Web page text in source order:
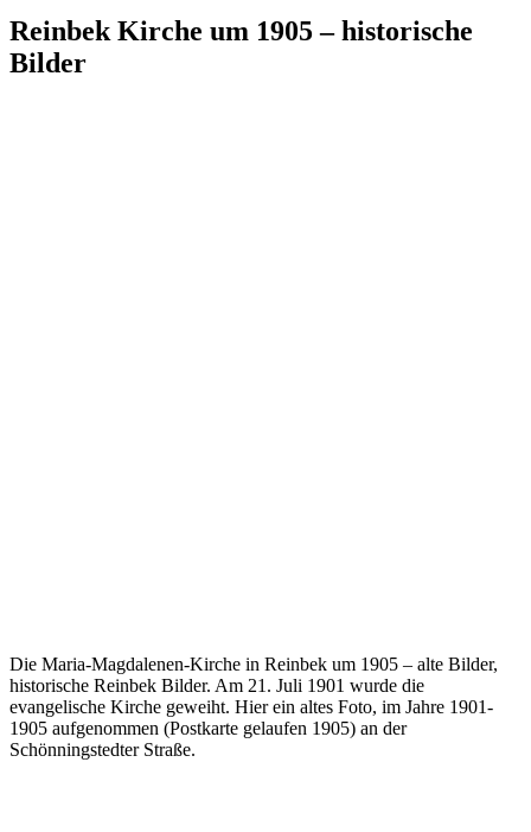
Reinbek Kirche um 1905 – historische
Bilder
Die Maria-Magdalenen-Kirche in Reinbek um 1905 – alte Bilder,
historische Reinbek Bilder. Am 21. Juli 1901 wurde die
evangelische Kirche geweiht. Hier ein altes Foto, im Jahre 1901-
1905 aufgenommen (Postkarte gelaufen 1905) an der
Schönningstedter Straße.